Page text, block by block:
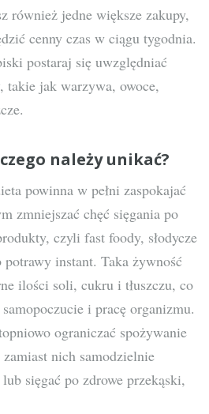
również jedne większe zakupy,
cenny czas w ciągu tygodnia.
postaraj się uwzględniać
takie jak warzywa, owoce,
należy unikać?
powinna w pełni zaspokajać
zmniejszać chęć sięgania po
czyli fast foody, słodycze
potrawy instant. Taka żywność
ilości soli, cukru i tłuszczu, co
i pracę organizmu.
ograniczać spożywanie
nich samodzielnie
sięgać po zdrowe przekąski,